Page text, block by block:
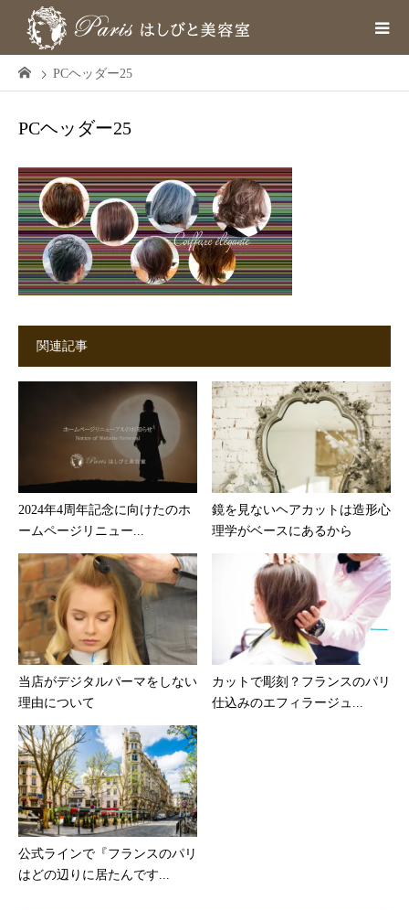
PCヘッダー25
PCヘッダー25
関連記事
2024年4周年記念に向けたのホ
ームページリニュー...
鏡を見ないヘアカットは造形心
理学がベースにあるから
当店がデジタルパーマをしない
理由について
カットで彫刻？フランスのパリ
仕込みのエフィラージュ...
公式ラインで『フランスのパリ
はどの辺りに居たんです...